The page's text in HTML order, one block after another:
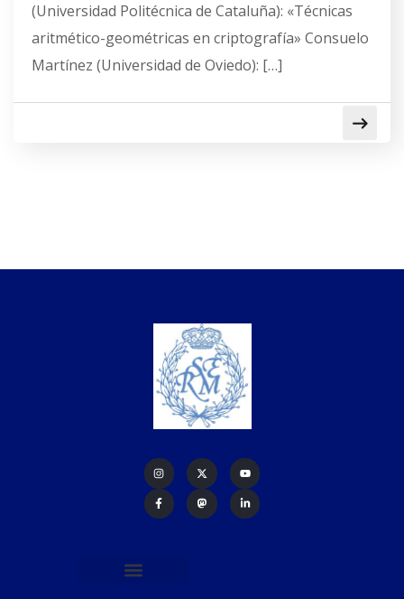
(Universidad Politécnica de Cataluña): «Técnicas
aritmético-geométricas en criptografía» Consuelo
Martínez (Universidad de Oviedo): […]